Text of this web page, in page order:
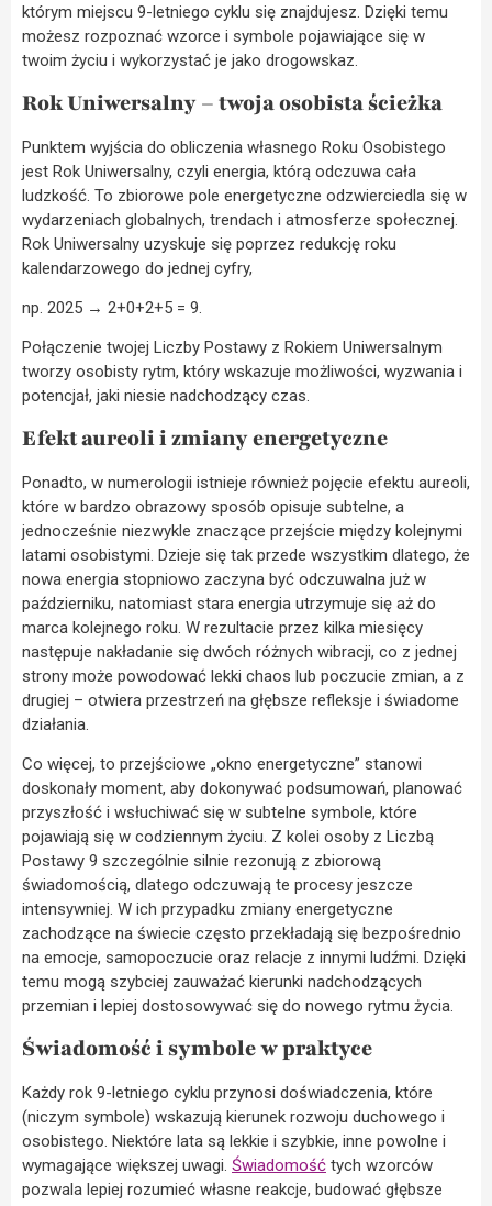
którym miejscu 9-letniego cyklu się znajdujesz. Dzięki temu
możesz rozpoznać wzorce i symbole pojawiające się w
twoim życiu i wykorzystać je jako drogowskaz.
Rok Uniwersalny – twoja osobista ścieżka
Punktem wyjścia do obliczenia własnego Roku Osobistego
jest Rok Uniwersalny, czyli energia, którą odczuwa cała
ludzkość. To zbiorowe pole energetyczne odzwierciedla się w
wydarzeniach globalnych, trendach i atmosferze społecznej.
Rok Uniwersalny uzyskuje się poprzez redukcję roku
kalendarzowego do jednej cyfry,
np. 2025 → 2+0+2+5 = 9.
Połączenie twojej Liczby Postawy z Rokiem Uniwersalnym
tworzy osobisty rytm, który wskazuje możliwości, wyzwania i
potencjał, jaki niesie nadchodzący czas.
Efekt aureoli i zmiany energetyczne
Ponadto, w numerologii istnieje również pojęcie efektu aureoli,
które w bardzo obrazowy sposób opisuje subtelne, a
jednocześnie niezwykle znaczące przejście między kolejnymi
latami osobistymi. Dzieje się tak przede wszystkim dlatego, że
nowa energia stopniowo zaczyna być odczuwalna już w
październiku, natomiast stara energia utrzymuje się aż do
marca kolejnego roku. W rezultacie przez kilka miesięcy
następuje nakładanie się dwóch różnych wibracji, co z jednej
strony może powodować lekki chaos lub poczucie zmian, a z
drugiej – otwiera przestrzeń na głębsze refleksje i świadome
działania.
Co więcej, to przejściowe „okno energetyczne” stanowi
doskonały moment, aby dokonywać podsumowań, planować
przyszłość i wsłuchiwać się w subtelne symbole, które
pojawiają się w codziennym życiu. Z kolei osoby z Liczbą
Postawy 9 szczególnie silnie rezonują z zbiorową
świadomością, dlatego odczuwają te procesy jeszcze
intensywniej. W ich przypadku zmiany energetyczne
zachodzące na świecie często przekładają się bezpośrednio
na emocje, samopoczucie oraz relacje z innymi ludźmi. Dzięki
temu mogą szybciej zauważać kierunki nadchodzących
przemian i lepiej dostosowywać się do nowego rytmu życia.
Świadomość i symbole w praktyce
Każdy rok 9-letniego cyklu przynosi doświadczenia, które
(niczym symbole) wskazują kierunek rozwoju duchowego i
osobistego. Niektóre lata są lekkie i szybkie, inne powolne i
wymagające większej uwagi. Świadomość tych wzorców
pozwala lepiej rozumieć własne reakcje, budować głębsze